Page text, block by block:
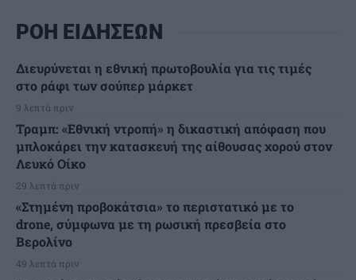
ΡΟΗ ΕΙΔΗΣΕΩΝ
Διευρύνεται η εθνική πρωτοβουλία για τις τιμές
στο ράφι των σούπερ μάρκετ
9 λεπτά πριν
Τραμπ: «Εθνική ντροπή» η δικαστική απόφαση που
μπλοκάρει την κατασκευή της αίθουσας χορού στον
Λευκό Οίκο
29 λεπτά πριν
«Στημένη προβοκάτσια» το περιστατικό με το
drone, σύμφωνα με τη ρωσική πρεσβεία στο
Βερολίνο
49 λεπτά πριν